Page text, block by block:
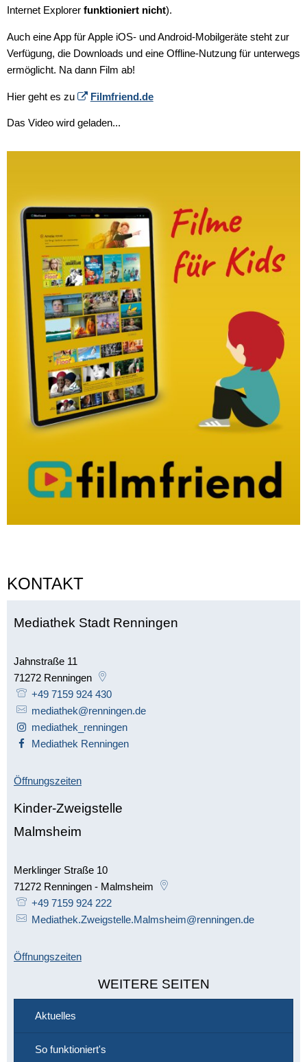
Internet Explorer funktioniert nicht).
Auch eine App für Apple iOS- und Android-Mobilgeräte steht zur
Verfügung, die Downloads und eine Offline-Nutzung für unterwegs
ermöglicht. Na dann Film ab!
Hier geht es zu Filmfriend.de
Das Video wird geladen...
KONTAKT
Mediathek Stadt Renningen
Jahnstraße 11
71272 Renningen
+49 7159 924 430
mediathek@renningen.de
mediathek_renningen
Mediathek Renningen
Öffnungszeiten
Kinder-Zweigstelle
Malmsheim
Merklinger Straße 10
71272 Renningen - Malmsheim
+49 7159 924 222
Mediathek.Zweigstelle.Malmsheim@renningen.de
Öffnungszeiten
WEITERE SEITEN
Aktuelles
So funktioniert's